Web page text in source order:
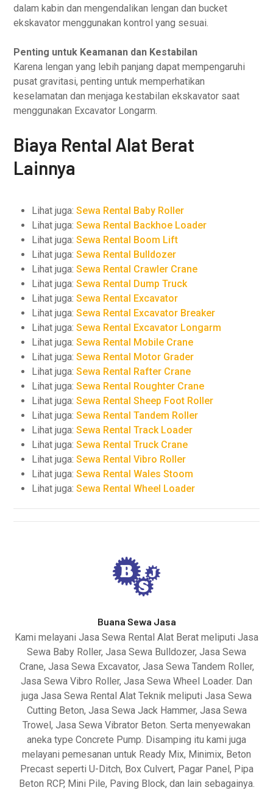
dalam kabin dan mengendalikan lengan dan bucket
ekskavator menggunakan kontrol yang sesuai.
Penting untuk Keamanan dan Kestabilan
Karena lengan yang lebih panjang dapat mempengaruhi
pusat gravitasi, penting untuk memperhatikan
keselamatan dan menjaga kestabilan ekskavator saat
menggunakan Excavator Longarm.
Biaya Rental Alat Berat
Lainnya
Lihat juga:Sewa Rental Baby Roller
Lihat juga:Sewa Rental Backhoe Loader
Lihat juga:Sewa Rental Boom Lift
Lihat juga:Sewa Rental Bulldozer
Lihat juga:Sewa Rental Crawler Crane
Lihat juga:Sewa Rental Dump Truck
Lihat juga:Sewa Rental Excavator
Lihat juga:Sewa Rental Excavator Breaker
Lihat juga:Sewa Rental Excavator Longarm
Lihat juga:Sewa Rental Mobile Crane
Lihat juga:Sewa Rental Motor Grader
Lihat juga:Sewa Rental Rafter Crane
Lihat juga:Sewa Rental Roughter Crane
Lihat juga:Sewa Rental Sheep Foot Roller
Lihat juga:Sewa Rental Tandem Roller
Lihat juga:Sewa Rental Track Loader
Lihat juga:Sewa Rental Truck Crane
Lihat juga:Sewa Rental Vibro Roller
Lihat juga:Sewa Rental Wales Stoom
Lihat juga:Sewa Rental Wheel Loader
Buana Sewa Jasa
Kami melayani Jasa Sewa Rental Alat Berat meliputi Jasa
Sewa Baby Roller, Jasa Sewa Bulldozer, Jasa Sewa
Crane, Jasa Sewa Excavator, Jasa Sewa Tandem Roller,
Jasa Sewa Vibro Roller, Jasa Sewa Wheel Loader. Dan
juga Jasa Sewa Rental Alat Teknik meliputi Jasa Sewa
Cutting Beton, Jasa Sewa Jack Hammer, Jasa Sewa
Trowel, Jasa Sewa Vibrator Beton. Serta menyewakan
aneka type Concrete Pump. Disamping itu kami juga
melayani pemesanan untuk Ready Mix, Minimix, Beton
Precast seperti U-Ditch, Box Culvert, Pagar Panel, Pipa
Beton RCP, Mini Pile, Paving Block, dan lain sebagainya.